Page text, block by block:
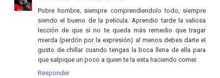
Pobre hombre, siempre comprendiendolo todo, siempre
siendo el bueno de la película. Aprendio tarde la valiosa
lección de que si no te queda más remedio que tragar
mierda (perdón por la expresión) al menos debes darte el
gusto de chillar cuando tengas la boca llena de ella para
que salpique un poco a quien te la esta haciendo comer.
Responder